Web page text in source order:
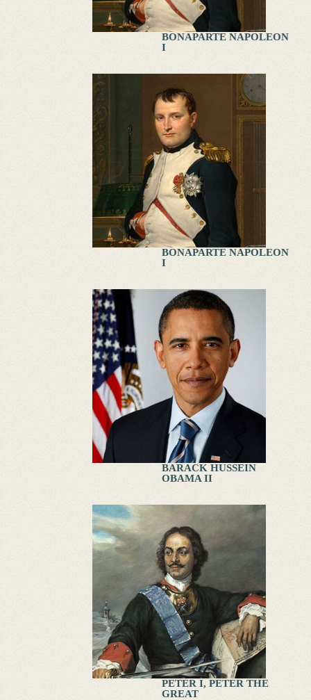
BONAPARTE NAPOLEON
I
BONAPARTE NAPOLEON
I
BARACK HUSSEIN
OBAMA II
PETER I, PETER THE
GREAT